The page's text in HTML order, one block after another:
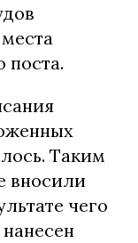
поста.
Таким
вносили
чего